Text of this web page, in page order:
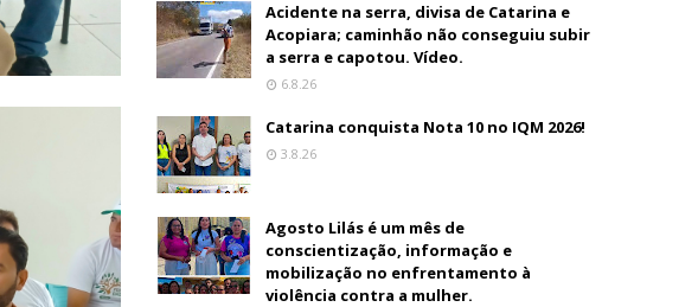
Acidente na serra, divisa de Catarina e
Acopiara; caminhão não conseguiu subir
a serra e capotou. Vídeo.
6.8.26
Catarina conquista Nota 10 no IQM 2026!
3.8.26
Agosto Lilás é um mês de
conscientização, informação e
mobilização no enfrentamento à
violência contra a mulher.